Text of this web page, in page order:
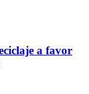
a favor